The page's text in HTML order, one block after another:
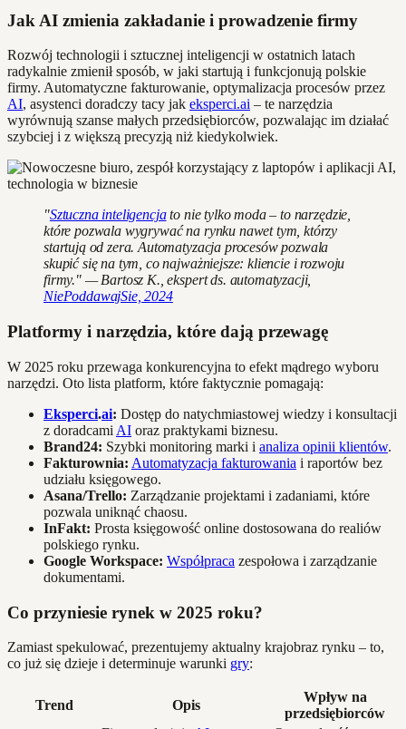
Jak AI zmienia zakładanie i prowadzenie firmy
Rozwój technologii i sztucznej inteligencji w ostatnich latach
radykalnie zmienił sposób, w jaki startują i funkcjonują polskie
firmy. Automatyczne fakturowanie, optymalizacja procesów przez
AI, asystenci doradczy tacy jak eksperci.ai – te narzędzia
wyrównują szanse małych przedsiębiorców, pozwalając im działać
szybciej i z większą precyzją niż kiedykolwiek.
"Sztuczna inteligencjato nie tylko moda – to narzędzie,
które pozwala wygrywać na rynku nawet tym, którzy
startują od zera. Automatyzacja procesów pozwala
skupić się na tym, co najważniejsze: kliencie i rozwoju
firmy." — Bartosz K., ekspert ds. automatyzacji,
NiePoddawajSie, 2024
Platformy i narzędzia, które dają przewagę
W 2025 roku przewaga konkurencyjna to efekt mądrego wyboru
narzędzi. Oto lista platform, które faktycznie pomagają:
Eksperci.ai: Dostęp do natychmiastowej wiedzy i konsultacji
z doradcami AI oraz praktykami biznesu.
Brand24: Szybki monitoring marki i analiza opinii klientów.
Fakturownia: Automatyzacja fakturowania i raportów bez
udziału księgowego.
Asana/Trello: Zarządzanie projektami i zadaniami, które
pozwala uniknąć chaosu.
InFakt: Prosta księgowość online dostosowana do realiów
polskiego rynku.
Google Workspace: Współpraca zespołowa i zarządzanie
dokumentami.
Co przyniesie rynek w 2025 roku?
Zamiast spekulować, prezentujemy aktualny krajobraz rynku – to,
co już się dzieje i determinuje warunki gry:
Trend Opis
Wpływ na
przedsiębiorców